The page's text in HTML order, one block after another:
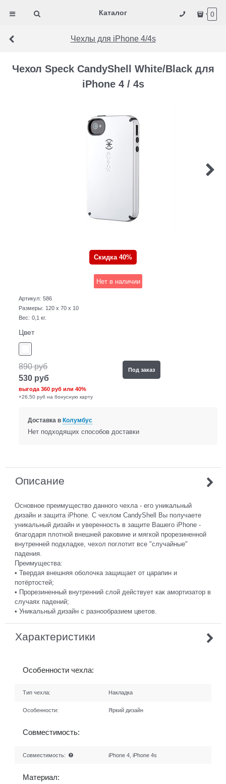
Каталог 0
Чехлы для iPhone 4/4s
Чехол Speck CandyShell White/Black для
iPhone 4 / 4s
Скидка 40%
Нет в наличии
Артикул: 586
Размеры: 120 x 70 x 10
Вес: 0,1 кг.
Цвет
890 руб
530 руб
выгода360 руб или40%
+26,50 руб на бонусную карту
Под заказ
Доставка в Колумбус
Нет подходящих способов доставки
Описание
Основное преимущество данного чехла - его уникальный
дизайн и защита iPhone. С чехлом CandyShell Вы получаете
уникальный дизайн и уверенность в защите Вашего iPhone -
благодаря плотной внешней раковине и мягкой прорезиненной
внутренней подкладке, чехол поглотит все "случайные"
падения.
Преимущества:
• Твердая внешняя оболочка защищает от царапин и
потёртостей;
• Прорезиненный внутренний слой действует как амортизатор в
случаях падений;
• Уникальный дизайн с разнообразием цветов.
Характеристики
Особенности чехла:
Тип чехла: Накладка
Особенности: Яркий дизайн
Совместимость:
Совместимость: iPhone 4, iPhone 4s
Материал: